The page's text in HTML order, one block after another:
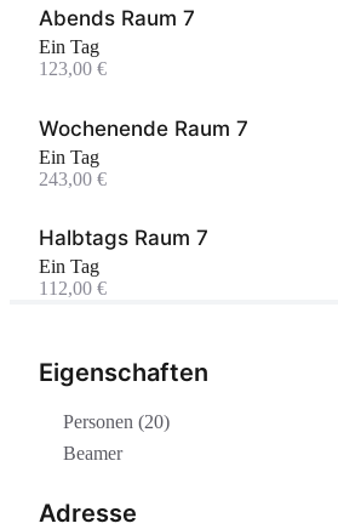
Eigenschaften
Personen (20)
Beamer
Adresse
Abends Raum 7
Ein Tag
123,00 €
Wochenende Raum 7
Ein Tag
243,00 €
Halbtags Raum 7
Ein Tag
112,00 €